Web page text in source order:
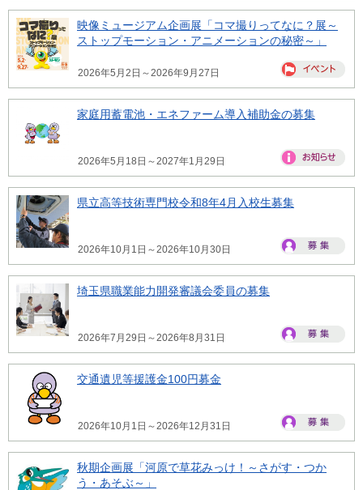
映像ミュージアム企画展「コマ撮りってなに？展～
ストップモーション・アニメーションの秘密～」
2026年5月2日～2026年9月27日
家庭用蓄電池・エネファーム導入補助金の募集
2026年5月18日～2027年1月29日
県立高等技術専門校令和8年4月入校生募集
2026年10月1日～2026年10月30日
埼玉県職業能力開発審議会委員の募集
2026年7月29日～2026年8月31日
交通遺児等援護金100円募金
2026年10月1日～2026年12月31日
秋期企画展「河原で草花みっけ！～さがす・つか
う・あそぶ～」